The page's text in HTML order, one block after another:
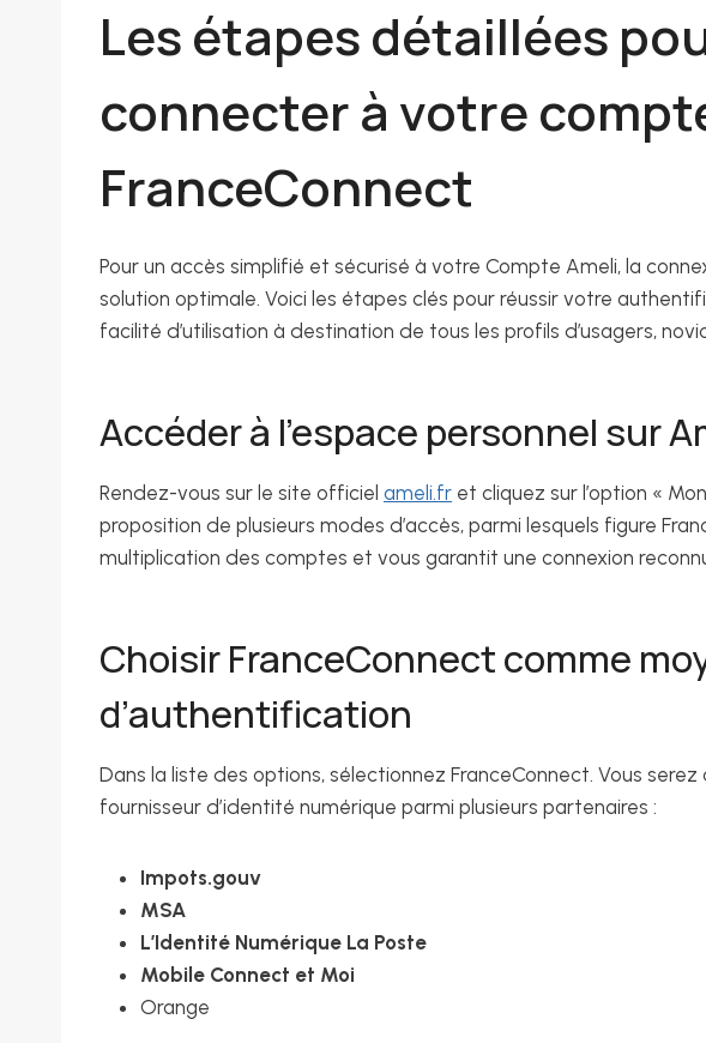
Les étapes détaillées
connecter à votre
FranceConnect
Pour un accès simplifié et sécurisé à votre Compte Ameli, la
solution optimale. Voici les étapes clés pour réussir votre
facilité d’utilisation à destination de tous les profils d’usagers,
Accéder à l’espace personnel sur
Rendez-vous sur le site officiel ameli.fr et cliquez sur l’option «
proposition de plusieurs modes d’accès, parmi lesquels figure
multiplication des comptes et vous garantit une connexion
Choisir FranceConnect comme
d’authentification
Dans la liste des options, sélectionnez FranceConnect. Vous
fournisseur d’identité numérique parmi plusieurs partenaires :
Impots.gouv
MSA
L’Identité Numérique La Poste
Mobile Connect et Moi
Orange